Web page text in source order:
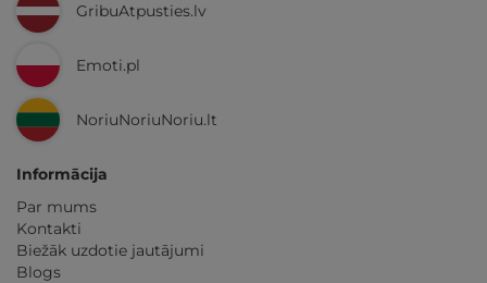
GribuAtpusties.lv
Emoti.pl
NoriuNoriuNoriu.lt
Informācija
Par mums
Kontakti
Biežāk uzdotie jautājumi
Blogs